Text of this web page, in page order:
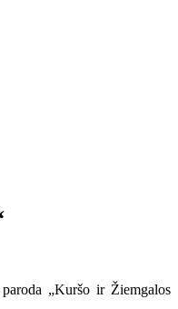
„Kuršo ir Žiemgalos